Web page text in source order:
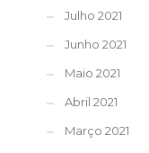
Julho 2021
Junho 2021
Maio 2021
Abril 2021
Março 2021